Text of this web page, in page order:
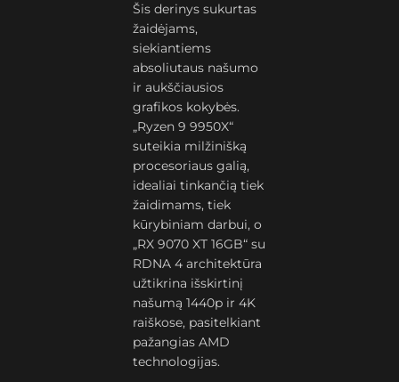
Šis derinys sukurtas
žaidėjams,
siekiantiems
absoliutaus našumo
ir aukščiausios
grafikos kokybės.
„Ryzen 9 9950X“
suteikia milžinišką
procesoriaus galią,
idealiai tinkančią tiek
žaidimams, tiek
kūrybiniam darbui, o
„RX 9070 XT 16GB“ su
RDNA 4 architektūra
užtikrina išskirtinį
našumą 1440p ir 4K
raiškose, pasitelkiant
pažangias AMD
technologijas.